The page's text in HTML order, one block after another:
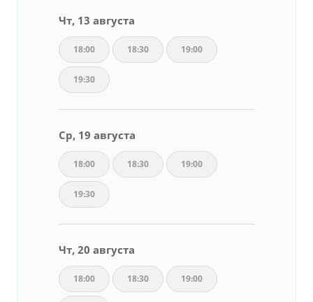
Чт, 13 августа
18:00 18:30 19:00
19:30
Ср, 19 августа
18:00 18:30 19:00
19:30
Чт, 20 августа
18:00 18:30 19:00